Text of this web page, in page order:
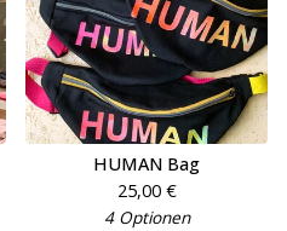
HUMAN Bag
25,00 €
4 Optionen